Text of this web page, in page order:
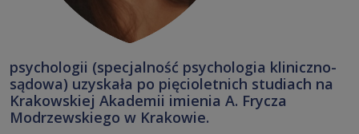
psychologii (specjalność psychologia kliniczno-
sądowa) uzyskała po pięcioletnich studiach na
Krakowskiej Akademii imienia A. Frycza
Modrzewskiego w Krakowie.